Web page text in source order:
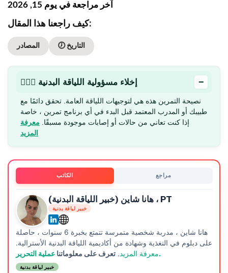
آخر مراجعة في يوم 15, 2026
كيف راجعنا هذا المقال:
المصادر 🕖 التاريخ
🏋🏻‍♂️ إخلاء مسؤولية اللياقة البدنية −
نصيحة التمرين هذه هي لتوجيهات اللياقة العامة. تحقق دائمًا مع
طبيبك أو المدرب المعتمد قبل البدء في أي برنامج تمرين ، خاصة
إذا كنت تعاني من حالات أو إصابات موجودة مسبقًا. معرفة
المزيد
الكاتب مراجع
هانا شاين (خبير اللياقة البدنية) ، PT
خبير لياقة بدنية
هانا شاين ، مدربة شخصية متمرسة تتمتع بخبرة 6 سنوات ، حاصلة
على دبلوم في التغذية وشهادة من أكاديمية اللياقة البدنية الأسترالية.
معرفة المزيد.تعرف على معلوماتنا عملية التحرير.
خبير لياقة بدنية